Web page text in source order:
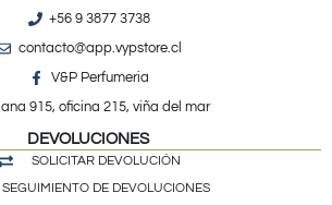
+56 9 3877 3738
contacto@app.vypstore.cl
V&P Perfumeria
915, oficina 215, viña del mar
DEVOLUCIONES
SOLICITAR DEVOLUCIÓN
SEGUIMIENTO DE DEVOLUCIONES